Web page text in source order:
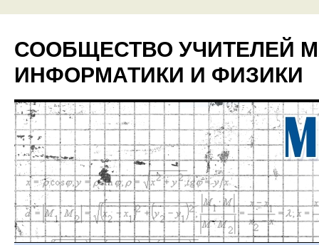
содержимому
СООБЩЕСТВО УЧИТЕЛЕЙ
ИНФОРМАТИКИ И ФИЗИКИ